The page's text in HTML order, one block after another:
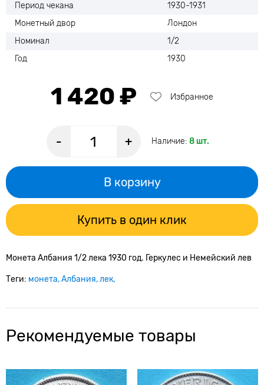
Период чекана
1930-1931
Монетный двор
Лондон
Номинал
1/2
Год
1930
1 420 ₽ Избранное
- + Наличие: 8 шт.
В корзину
Купить в один клик
Монета Албания 1/2 лека 1930 год. Геркулес и Немейский лев
Теги: монета Албания лек
Рекомендуемые товары